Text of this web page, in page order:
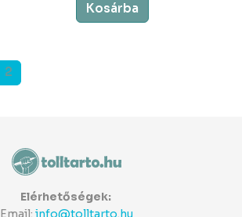
Kosárba
2
Elérhetőségek:
Email: info@tolltarto.hu